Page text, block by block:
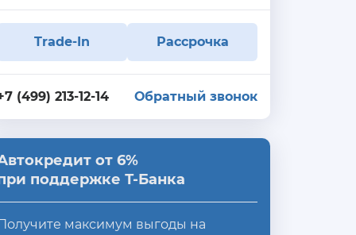
Trade-In Рассрочка
(499) 213-12-14 Обратный звонок
от 6%
поддержке Т-Банка
максимум выгоды на